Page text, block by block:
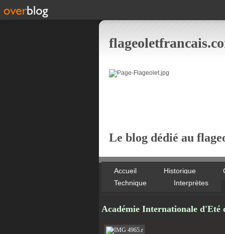
Le blog dédié au
Accueil Historique
Technique
Interprètes
Académie Internationale d'Eté